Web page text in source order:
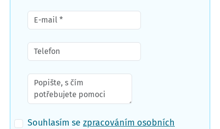
Souhlasím se zpracováním osobních